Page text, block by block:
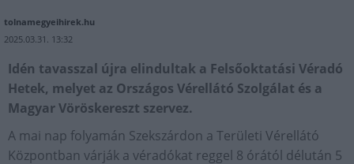
tolnamegyeihirek.hu
2025.03.31. 13:32
Idén tavasszal újra elindultak a Felsőoktatási Véradó
Hetek, melyet az Országos Vérellátó Szolgálat és a
Magyar Vöröskereszt szervez.
A mai nap folyamán Szekszárdon a Területi Vérellátó
Központban várják a véradókat reggel 8 órától délután 5